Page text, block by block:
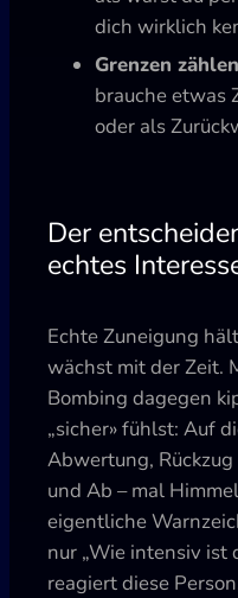
dich wirklich
Grenzen
brauche etwas
oder als
Der
echtes
Echte Zuneigung
wächst mit der Zeit.
Bombing dagegen
„sicher» fühlst: Auf
Abwertung,
und Ab – mal
eigentliche
nur „Wie intensiv ist
reagiert diese